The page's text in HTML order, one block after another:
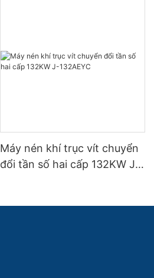
Máy nén khí trục vít chuyển
đổi tần số hai cấp 132KW J-